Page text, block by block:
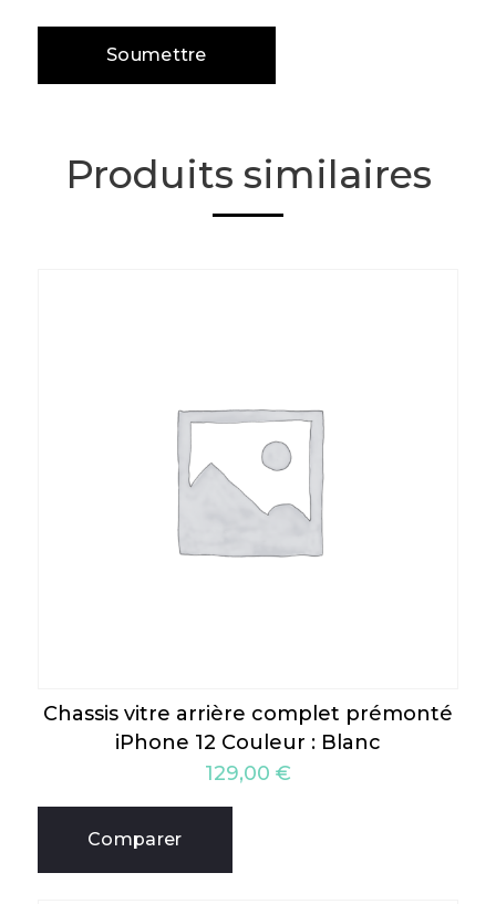
Produits similaires
Chassis vitre arrière complet prémonté
iPhone 12 Couleur : Blanc
129,00 €
Comparer